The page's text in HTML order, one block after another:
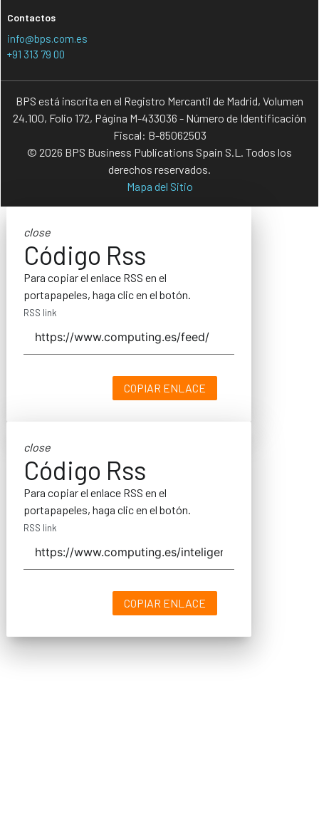
Contactos
info@bps.com.es
+91 313 79 00
BPS está inscrita en el Registro Mercantil de Madrid, Volumen
24.100, Folio 172, Página M-433036 - Número de Identificación
Fiscal: B-85062503
© 2026 BPS Business Publications Spain S.L. Todos los
derechos reservados.
Mapa del Sitio
close
Código Rss
Para copiar el enlace RSS en el
portapapeles, haga clic en el botón.
RSS link
COPIAR ENLACE
close
Código Rss
Para copiar el enlace RSS en el
portapapeles, haga clic en el botón.
RSS link
COPIAR ENLACE